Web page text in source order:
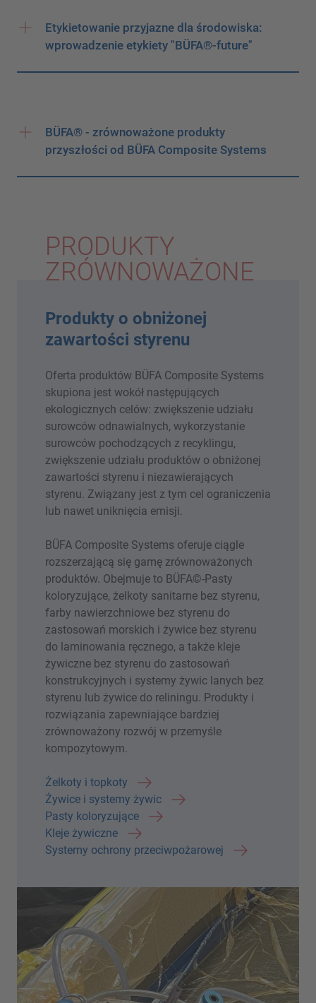
Etykietowanie przyjazne dla środowiska:
wprowadzenie etykiety "BÜFA®-future"
BÜFA® - zrównoważone produkty
przyszłości od BÜFA Composite Systems
PRODUKTY
ZRÓWNOWAŻONE
Produkty o obniżonej
zawartości styrenu
Oferta produktów BÜFA Composite Systems
skupiona jest wokół następujących
ekologicznych celów: zwiększenie udziału
surowców odnawialnych, wykorzystanie
surowców pochodzących z recyklingu,
zwiększenie udziału produktów o obniżonej
zawartości styrenu i niezawierających
styrenu. Związany jest z tym cel ograniczenia
lub nawet uniknięcia emisji.
BÜFA Composite Systems oferuje ciągle
rozszerzającą się gamę zrównoważonych
produktów. Obejmuje to BÜFA©-Pasty
koloryzujące, żelkoty sanitarne bez styrenu,
farby nawierzchniowe bez styrenu do
zastosowań morskich i żywice bez styrenu
do laminowania ręcznego, a także kleje
żywiczne bez styrenu do zastosowań
konstrukcyjnych i systemy żywic lanych bez
styrenu lub żywice do reliningu. Produkty i
rozwiązania zapewniające bardziej
zrównoważony rozwój w przemyśle
kompozytowym.
Żelkoty i topkoty
Żywice i systemy żywic
Pasty koloryzujące
Kleje żywiczne
Systemy ochrony przeciwpożarowej